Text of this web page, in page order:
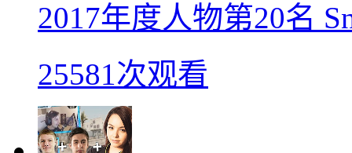
2017年度人物第20名
25581次观看